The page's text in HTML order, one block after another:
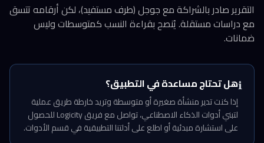
التقرير صادر بالشراكة مع جوجل (طرف مستفيد)، لكن أرقامه تتسق
مع دراسات مستقلة. يُنصح بقراءة النسب كمتوسطات وليس
ضمانات.
ℹ️هل تحتاج مساعدة في التطبيق؟
إذا كنت تدير منشأة صغيرة أو متوسطة وتريد خارطة طريق عملية
لتبني أدوات الذكاء الاصطناعي، تواصل مع فريق Logicity للحصول
على استشارة مبدئية أو اطلع على أدلتنا التطبيقية في قسم الأدوات.